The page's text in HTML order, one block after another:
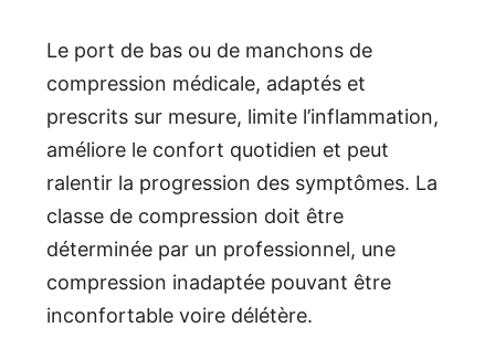
Le port de bas ou de manchons de
compression médicale, adaptés et
prescrits sur mesure, limite l’inflammation,
améliore le confort quotidien et peut
ralentir la progression des symptômes. La
classe de compression doit être
déterminée par un professionnel, une
compression inadaptée pouvant être
inconfortable voire délétère.